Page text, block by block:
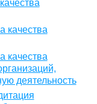
качества
качества
деятельность